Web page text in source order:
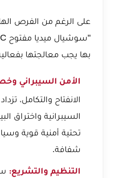
على الرغم من الفرص
بها يجب معالجتها
الأمن السيبراني
الانفتاح والتكامل،
السيبرانية واختراق
تحتية أمنية قوية
شفافة.
التنظيم والتشريع: